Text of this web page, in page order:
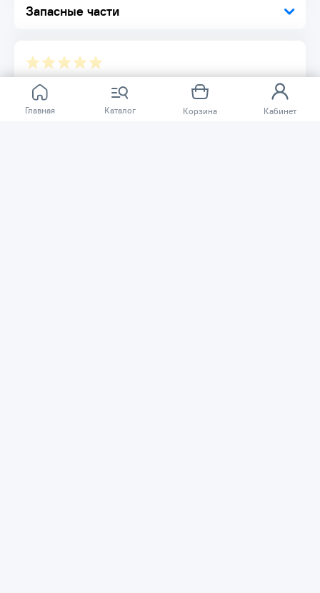
Главная Каталог Корзина Кабинет
Запасные части
позволяет добиться хороших режущих свойств диска
Упаковка 1 шт.
Отзывов ещё нет.
Расскажите о товаре, который приобрели у нас.